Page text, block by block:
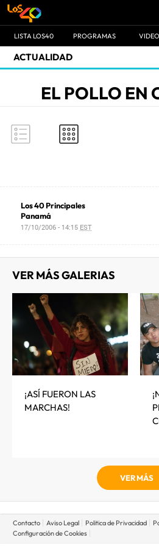
LISTA LOS40 PROGRAMAS
ACTUALIDAD
EL POLLO EN
Los 40 Principales
Panamá
17/10/2006 - 14:15 EST
VER MÁS GALERIAS
¡ASÍ FUERON LAS
MARCHAS!
VER MÁS
Contacto Aviso Legal Politica de Privacidad
Configuración de Cookies